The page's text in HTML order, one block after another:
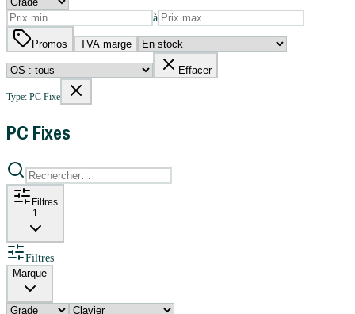
à
Promos TVA marge
Effacer
Type: PC Fixe
PC Fixes
Filtres
1
Filtres
Marque